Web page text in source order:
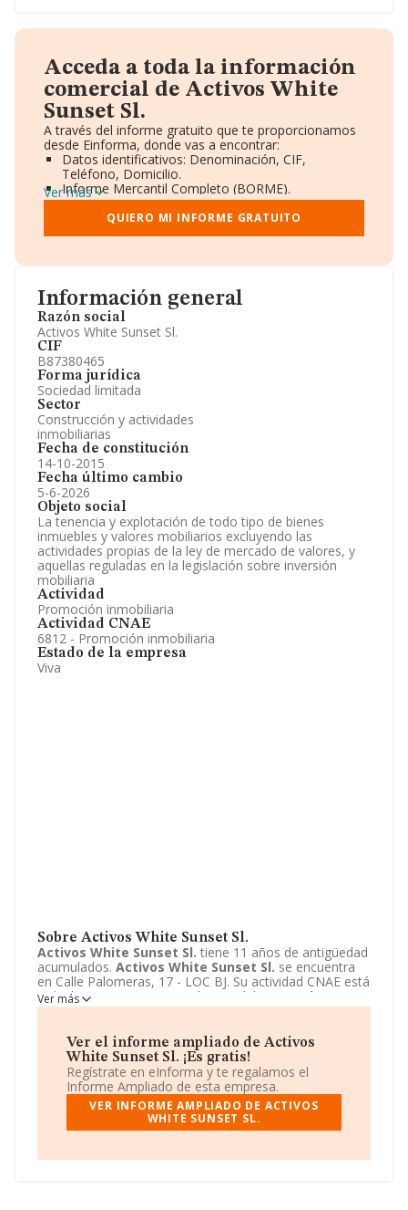
Información general
Razón social
Activos White Sunset Sl.
CIF
B87380465
Forma jurídica
Sociedad limitada
Sector
Construcción y actividades
inmobiliarias
Fecha de constitución
14-10-2015
Fecha último cambio
5-6-2026
Objeto social
La tenencia y explotación de todo tipo de bienes
inmuebles y valores mobiliarios excluyendo las
actividades propias de la ley de mercado de valores, y
aquellas reguladas en la legislación sobre inversión
mobiliaria
Actividad
Promoción inmobiliaria
Actividad CNAE
6812 - Promoción inmobiliaria
Estado de la empresa
Viva
Sobre Activos White Sunset Sl.
Activos White Sunset Sl. tiene 11 años de antigüedad
acumulados. Activos White Sunset Sl. se encuentra
en Calle Palomeras, 17 - LOC BJ. Su actividad CNAE está
incluida en 6812 - Promoción inmobiliaria.
Activos
White Sunset Sl.está registrada como Sociedad
Ver más
Ver el informe ampliado de Activos
White Sunset Sl. ¡Es gratis!
Regístrate en eInforma y te regalamos el
Informe Ampliado de esta empresa.
VER INFORME AMPLIADO DE ACTIVOS
WHITE SUNSET SL.
Acceda a toda la información
comercial de Activos White
Sunset Sl.
A través del informe gratuito que te proporcionamos
desde Einforma, donde vas a encontrar:
Datos identificativos: Denominación, CIF,
Teléfono, Domicilio.
Informe Mercantil Completo (BORME).
Gráficos de Evolución Ventas y Empleados.
Consejo de Administración y Administradores.
Directivos y Ejecutivos.
Información oficial y registral complementaria.
Ver más
QUIERO MI INFORME GRATUITO